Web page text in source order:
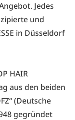
Jedes
und
in Düsseldorf
HAIR
aus den beiden
(Deutsche
gegründet